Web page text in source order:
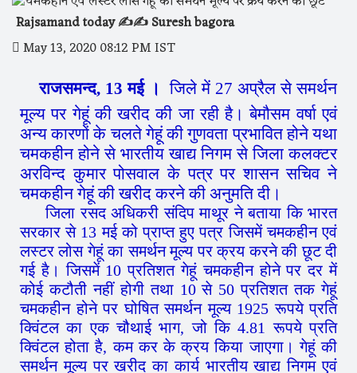
Rajsamand today ✍️✍️ Suresh bagora
May 13, 2020 08:12 PM IST
राजसमन्द, 13 मई ।जिले में 27 अप्रैल से समर्थन
मूल्य पर गेहूं की खरीद की जा रही है। बेमौसम वर्षा एवं
अन्य कारणों के चलते गेहूं की गुणवता प्रभावित होने यथा
चमकहीन होने से भारतीय खाद्य निगम से जिला कलक्टर
अरविन्द कुमार पोसवाल के पत्र पर शासन सचिव ने
चमकहीन गेहूं की खरीद करने की अनुमति दी।
जिला रसद अधिकरी संदिप माथूर ने बताया कि भारत
सरकार से 13 मई को प्राप्त हुए पत्र जिसमें चमकहीन एवं
लस्टर लोस गेहूं का समर्थन मूल्य पर क्रय करने की छूट दी
गई है। जिसमें 10 प्रतिशत गेहूं चमकहीन होने पर दर में
कोई कटौती नहीं होगी तथा 10 से 50 प्रतिशत तक गेहूं
चमकहीन होने पर घोषित समर्थन मूल्य 1925 रूपये प्रति
क्विंटल का एक चौथाई भाग, जो कि 4.81 रूपये प्रति
क्विंटल होता है, कम कर के क्रय किया जाएगा। गेहूं की
समर्थन मूल्य पर खरीद का कार्य भारतीय खाद्य निगम एवं